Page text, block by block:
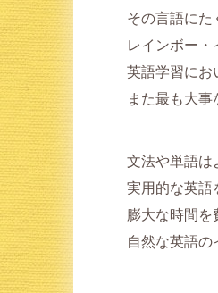
その言語にた
レインボー・
英語学習にお
また最も大事
文法や単語は
実用的な英語
膨大な時間を
自然な英語の